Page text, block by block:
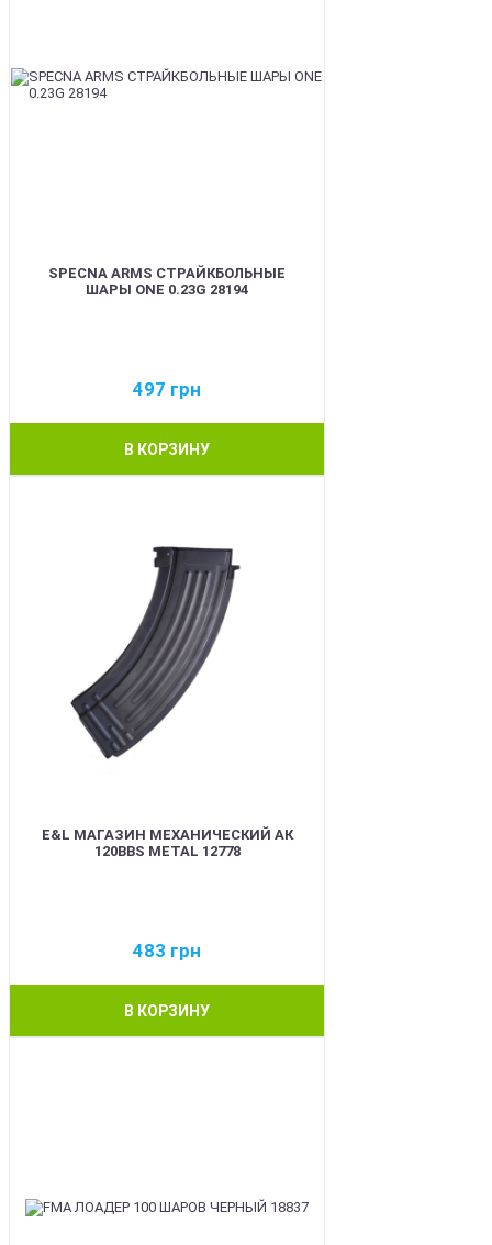
SPECNA ARMS СТРАЙКБОЛЬНЫЕ
ШАРЫ ONE 0.23G 28194
497 грн
В КОРЗИНУ
E&L МАГАЗИН МЕХАНИЧЕСКИЙ АК
120BBS METAL 12778
483 грн
В КОРЗИНУ